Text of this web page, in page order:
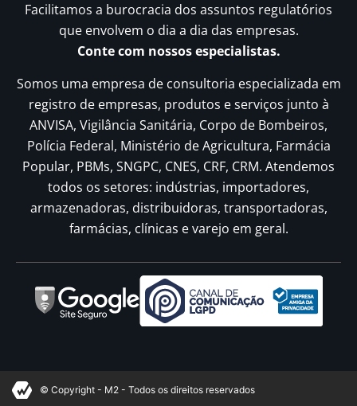
Facilitamos a burocracia dos assuntos regulatórios
que envolvem o dia a dia das empresas.
Conte com nossos especialistas.
Somos uma empresa de consultoria especializada em
registro de empresas, produtos e serviços junto à
ANVISA, Vigilância Sanitária, Corpo de Bombeiros,
Polícia Federal, Ministério de Agricultura, Farmácia
Popular, PBMs, SNGPC, CNES, CRF, CRM. Atendemos
todos os setores: indústrias, importadores,
armazenadoras, distribuidoras, transportadoras,
farmácias, clínicas e varejo em geral.
© Copyright - M2 - Todos os direitos reservados